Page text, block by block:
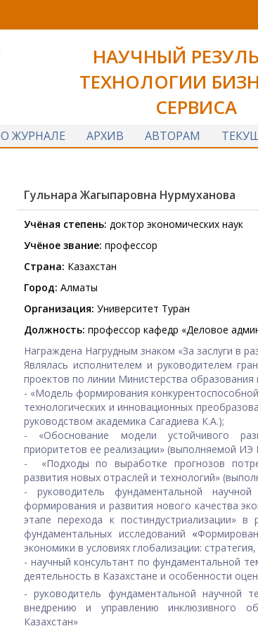
НАУЧНЫЙ
ТЕХНОЛОГИИ
СЕРВИСА
О ЖУРНАЛЕ
АРХИВ АВТОРАМ
Гульнара Жагыпаровна Нурмуханова
Учёная степень: доктор экономических наук
Учёное звание: профессор
Страна: Казахстан
Город: Алматы
Организация: Университет Туран
Должность: профессор кафедр «Деловое
Награждена Нагрудным знаком «За заслуги в
Являлась исполнителем и руководителем
проектов по линии Министерства образования
- «Модель формирования
технологических и инновационных
руководством академика Сагадиева К.А.);
- «Обоснование модели устойчивого
приоритетов ее реализации» (выполняемой
- «Подходы по выработке прогнозов
развития новых отраслей и технологий»
- руководитель фундаментальной
формирования и развития нового качества
этапе перехода к постиндустриализации»
фундаментальных исследований «
экономики в условиях глобализации:
- научный консультант по фундаментальной
деятельность в Казахстане и особенности
- руководитель фундаментальной научной
внедрению и управлению инклюзивного
Казахстан»